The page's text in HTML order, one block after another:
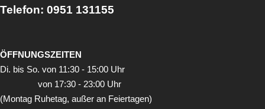
Telefon: 0951 131155
ÖFFNUNGSZEITEN
Di. bis So. von 11:30 - 15:00 Uhr
von 17:30 - 23:00 Uhr
(Montag Ruhetag, außer an Feiertagen)